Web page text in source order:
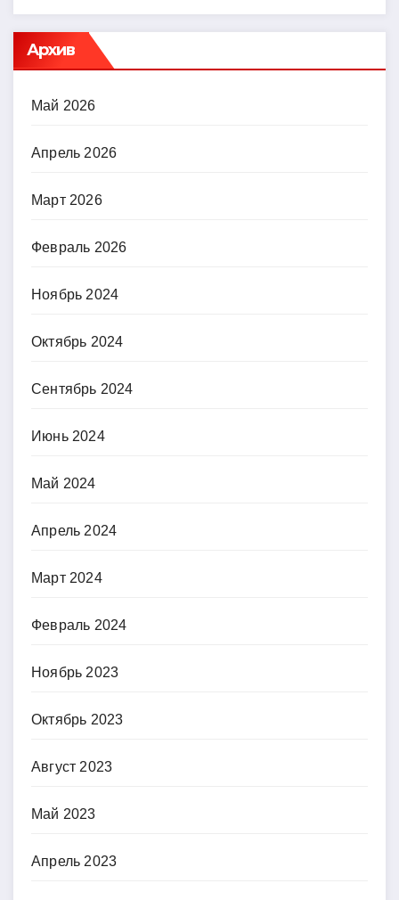
Архив
Май 2026
Апрель 2026
Март 2026
Февраль 2026
Ноябрь 2024
Октябрь 2024
Сентябрь 2024
Июнь 2024
Май 2024
Апрель 2024
Март 2024
Февраль 2024
Ноябрь 2023
Октябрь 2023
Август 2023
Май 2023
Апрель 2023